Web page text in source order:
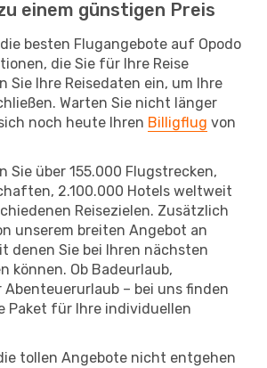
einem günstigen Preis
besten Flugangebote auf Opodo
die Sie für Ihre Reise
Sie Ihre Reisedaten ein, um Ihre
Warten Sie nicht länger
noch heute Ihren Billigflug von
Sie über 155.000 Flugstrecken,
2.100.000 Hotels weltweit
Reisezielen. Zusätzlich
unserem breiten Angebot an
denen Sie bei Ihren nächsten
können. Ob Badeurlaub,
Abenteuerurlaub – bei uns finden
Paket für Ihre individuellen
tollen Angebote nicht entgehen